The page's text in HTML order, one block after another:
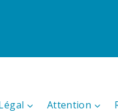
Attention